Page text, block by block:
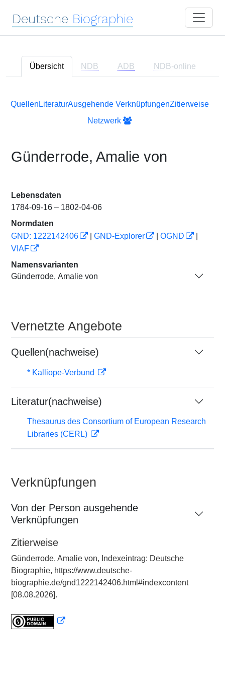
Deutsche Biographie
Übersicht NDB ADB NDB-online
Quellen LiteraturAusgehende VerknüpfungenZitierweise
Netzwerk
Günderrode, Amalie von
Lebensdaten
1784-09-16 – 1802-04-06
Normdaten
GND: 1222142406
GND-Explorer OGND
VIAF
Namensvarianten
Günderrode, Amalie von
Vernetzte Angebote
Quellen(nachweise)
* Kalliope-Verbund
Literatur(nachweise)
Thesaurus des Consortium of European Research
Libraries (CERL)
Verknüpfungen
Von der Person ausgehende
Verknüpfungen
Zitierweise
Günderrode, Amalie von, Indexeintrag: Deutsche
Biographie, https://www.deutsche-
biographie.de/gnd1222142406.html#indexcontent
[08.08.2026].